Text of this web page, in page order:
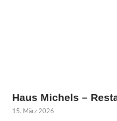
Haus Michels –
15. März 2026